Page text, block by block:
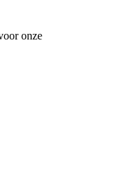
onze